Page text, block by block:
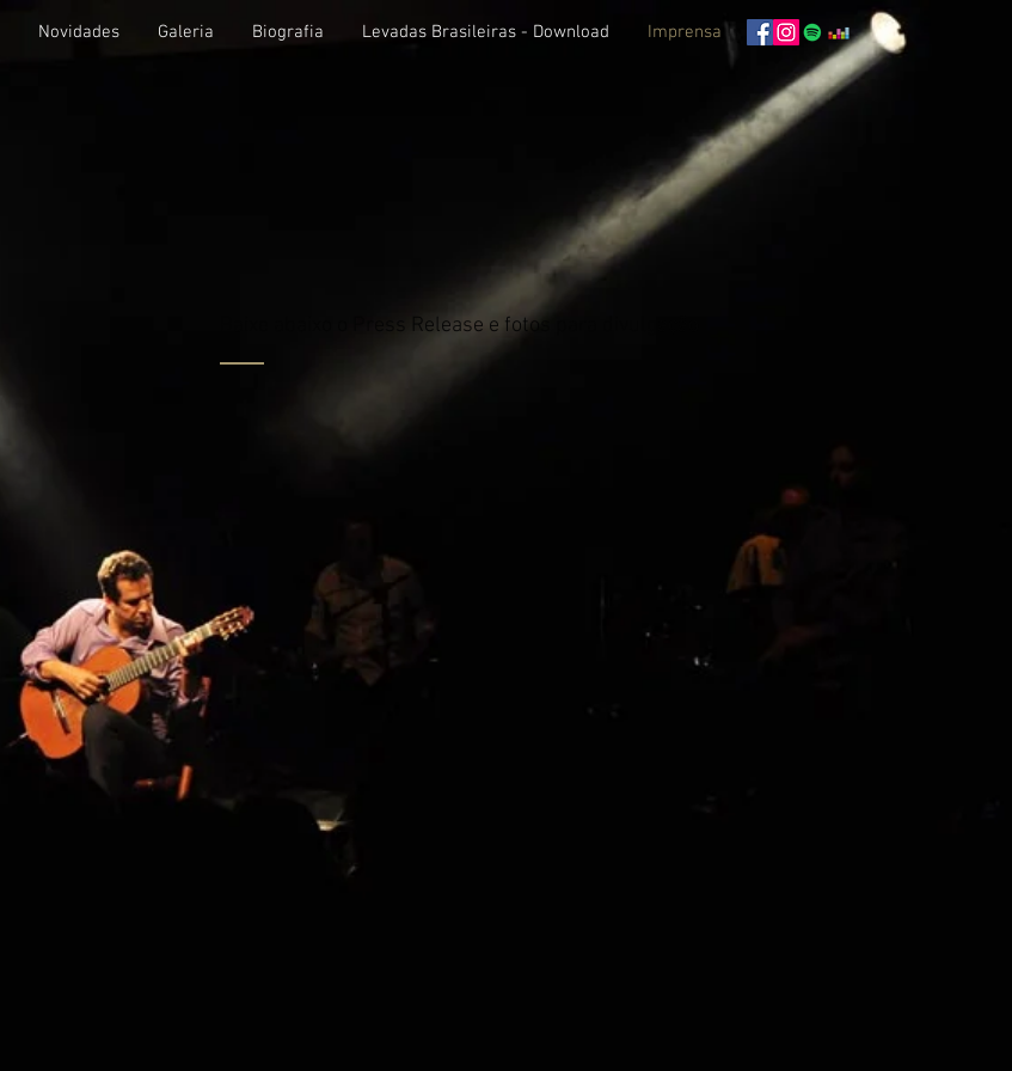
Novidades Galeria Biografia Levadas Brasileiras - Download Imprensa
Baixe abaixo o Press Release e fotos para divulgação